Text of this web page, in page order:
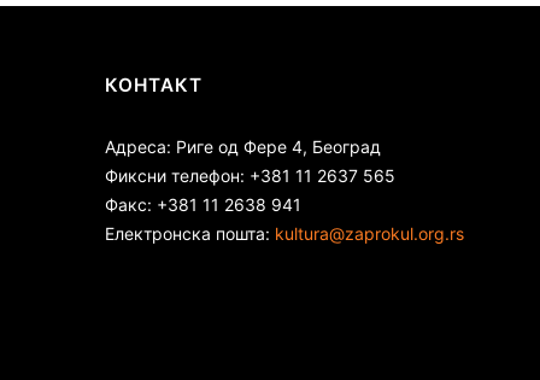
КОНТАКТ
Адреса: Риге од Фере 4, Београд
Фиксни телефон: +381 11 2637 565
Факс: +381 11 2638 941
Електронска пошта: kultura@zaprokul.org.rs